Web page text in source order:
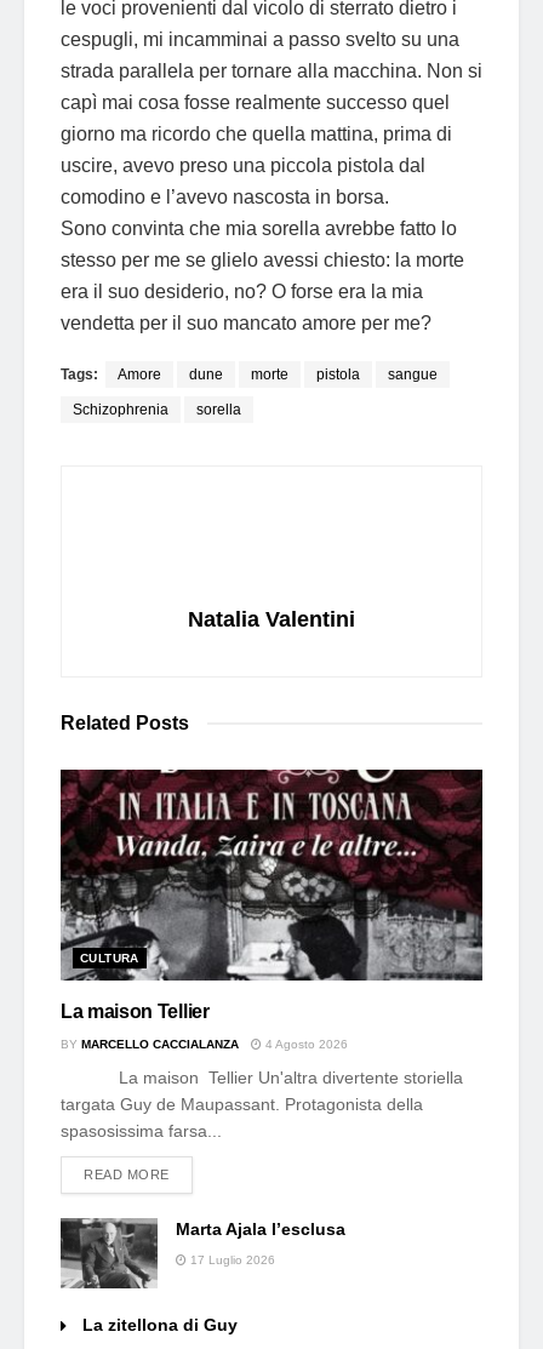
le voci provenienti dal vicolo di sterrato dietro i
cespugli, mi incamminai a passo svelto su una
strada parallela per tornare alla macchina. Non si
capì mai cosa fosse realmente successo quel
giorno ma ricordo che quella mattina, prima di
uscire, avevo preso una piccola pistola dal
comodino e l’avevo nascosta in borsa.
Sono convinta che mia sorella avrebbe fatto lo
stesso per me se glielo avessi chiesto: la morte
era il suo desiderio, no? O forse era la mia
vendetta per il suo mancato amore per me?
Tags: Amore dune morte pistola sangue
Schizophrenia sorella
Natalia Valentini
Related Posts
CULTURA
La maison Tellier
BY MARCELLO CACCIALANZA 4 Agosto 2026
La maison Tellier Un'altra divertente storiella
targata Guy de Maupassant. Protagonista della
spasosissima farsa...
READ MOREDETAILS
Marta Ajala l’esclusa
17 Luglio 2026
La zitellona di Guy